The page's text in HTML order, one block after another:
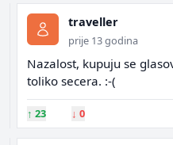
traveller
prije 13 godina
Nazalost, kupuju se
toliko secera. :-(
↑ 23 ↓ 0